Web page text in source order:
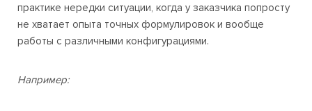
практике нередки ситуации, когда у заказчика попросту
не хватает опыта точных формулировок и вообще
работы с различными конфигурациями.
Например: